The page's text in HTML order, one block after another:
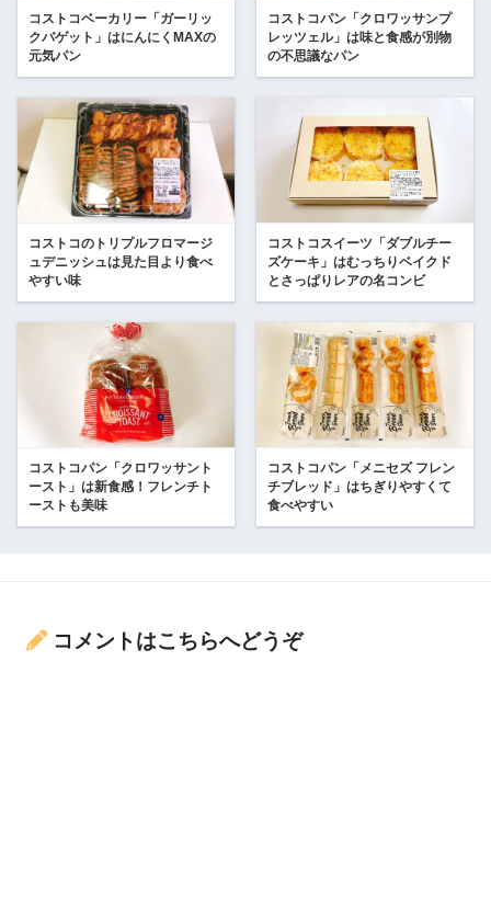
コストコベーカリー「ガーリッ
クバゲット」はにんにくMAXの
元気パン
コストコパン「クロワッサンプ
レッツェル」は味と食感が別物
の不思議なパン
コストコのトリプルフロマージ
ュデニッシュは見た目より食べ
やすい味
コストコスイーツ「ダブルチー
ズケーキ」はむっちりベイクド
とさっぱりレアの名コンビ
コストコパン「クロワッサント
ースト」は新食感！フレンチト
ーストも美味
コストコパン「メニセズ フレン
チブレッド」はちぎりやすくて
食べやすい
コメントはこちらへどうぞ